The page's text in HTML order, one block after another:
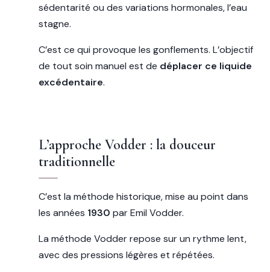
sédentarité ou des variations hormonales, l’eau
stagne.
C’est ce qui provoque les gonflements. L’objectif
de tout soin manuel est de déplacer ce liquide
excédentaire.
L’approche Vodder : la douceur
traditionnelle
C’est la méthode historique, mise au point dans
les années 1930 par Emil Vodder.
La méthode Vodder repose sur un rythme lent,
avec des pressions légères et répétées.